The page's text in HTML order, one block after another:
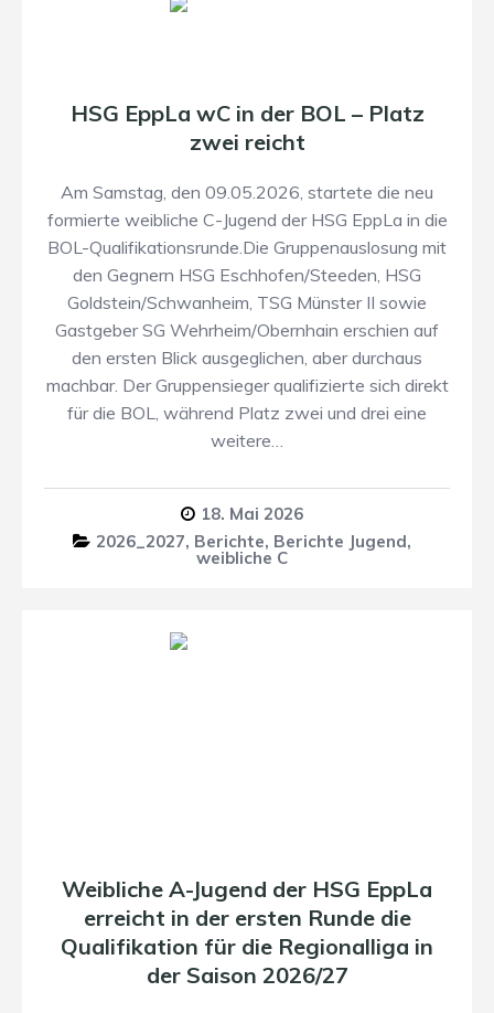
HSG EppLa wC in der BOL – Platz
zwei reicht
Am Samstag, den 09.05.2026, startete die neu
formierte weibliche C-Jugend der HSG EppLa in die
BOL-Qualifikationsrunde.Die Gruppenauslosung mit
den Gegnern HSG Eschhofen/Steeden, HSG
Goldstein/Schwanheim, TSG Münster II sowie
Gastgeber SG Wehrheim/Obernhain erschien auf
den ersten Blick ausgeglichen, aber durchaus
machbar. Der Gruppensieger qualifizierte sich direkt
für die BOL, während Platz zwei und drei eine
weitere…
18. Mai 2026
2026_2027, Berichte, Berichte Jugend,
weibliche C
Weibliche A-Jugend der HSG EppLa
erreicht in der ersten Runde die
Qualifikation für die Regionalliga in
der Saison 2026/27